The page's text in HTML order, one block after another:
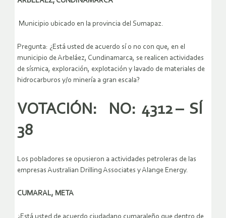
Municipio ubicado en la provincia del Sumapaz.
Pregunta: ¿Está usted de acuerdo sí o no con que, en el
municipio de Arbeláez, Cundinamarca, se realicen actividades
de sísmica, exploración, explotación y lavado de materiales de
hidrocarburos y/o minería a gran escala?
VOTACIÓN: NO: 4312 – SÍ
38
Los pobladores se opusieron a actividades petroleras de las
empresas Australian Drilling Associates y Alange Energy.
CUMARAL, META